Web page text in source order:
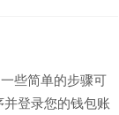
些简单的步骤可
登录您的钱包账